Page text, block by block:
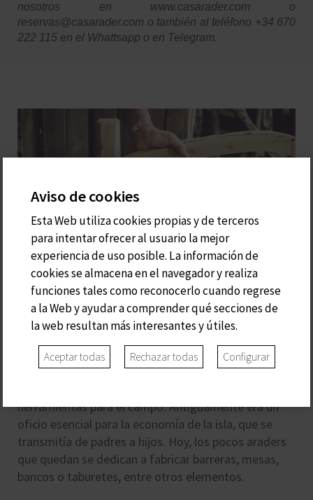
nosotros en www.casarader.com o
reservas@casarader.com o también al teléfono +34 670
222 115 en el Whattsapp o en Telegram.
S'ARADER
Ca s’Arader recibe el nombre de los carpinteros
artesanos de Menorca, que utilizaban la leña
herramientas para el campo. Antiguamente era un
oficio esencial para la economía de la isla, que se
transmitía de padres a hijos. Hoy, los pocos araders
que quedan se dedican a fabricar barreras, mesas,
bancos o taburetes, entre otros elementos.
Aviso de cookies
Esta Web utiliza cookies propias y de terceros
para intentar ofrecer al usuario la mejor
experiencia de uso posible. La información de
cookies se almacena en el navegador y realiza
funciones tales como reconocerlo cuando regrese
a la Web y ayudar a comprender qué secciones de
la web resultan más interesantes y útiles.
Aceptar todas Rechazar todas Configurar